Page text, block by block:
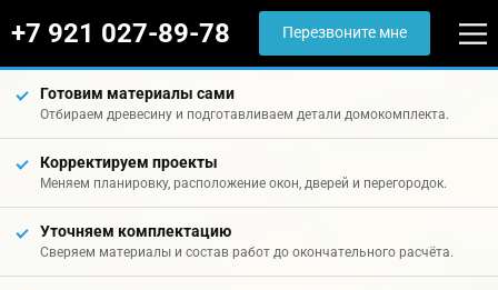
+7 921 027-89-78 Перезвоните мне
Готовим материалы сами
Отбираем древесину и подготавливаем детали домокомплекта.
Корректируем проекты
Меняем планировку, расположение окон, дверей и перегородок.
Уточняем комплектацию
Сверяем материалы и состав работ до окончательного расчёта.